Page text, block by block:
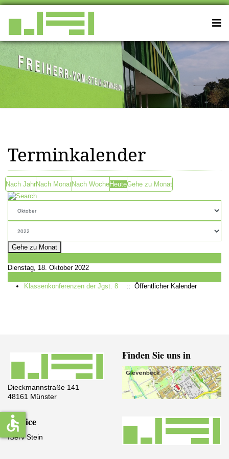
Terminkalender
Nach JahrNach MonatNach WocheHeuteGehe zu Monat
Gehe zu Monat
Dienstag, 18. Oktober 2022
Klassenkonferenzen der Jgst. 8
:: Öffentlicher Kalender
Dieckmannstraße 141
48161 Münster
Finden Sie uns in
Service
IServ Stein
accessible